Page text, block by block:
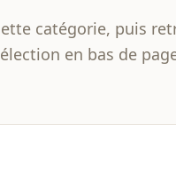
catégorie, puis
en bas de